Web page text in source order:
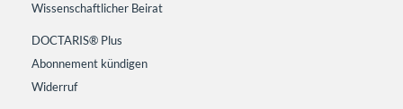
Wissenschaftlicher Beirat
DOCTARIS® Plus
Abonnement kündigen
Widerruf